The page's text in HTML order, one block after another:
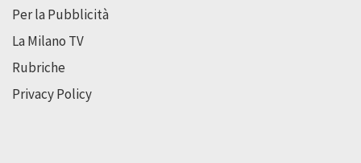
Per la Pubblicità
La Milano TV
Rubriche
Privacy Policy